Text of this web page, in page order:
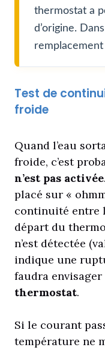
thermostat a
d’origine.
Test de
froide
Quand l’eau
froide, c’est
n’est pas activée
placé sur «
continuité entre
départ du
n’est détectée
indique une
faudra envisager
thermostat.
Si le courant
température ne